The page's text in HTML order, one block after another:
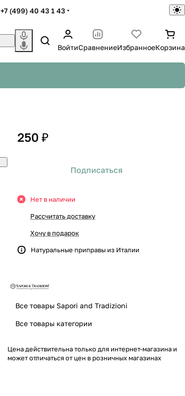
+7 (499) 40 43 1 43
ВойтиСравнениеИзбранноеКорзина
250 ₽
Подписаться
Нет в наличии
Рассчитать доставку
Хочу в подарок
Натуральные приправы из Италии
Все товары Sapori and Tradizioni
Все товары категории
Цена действительна только для интернет-магазина и
может отличаться от цен в розничных магазинах